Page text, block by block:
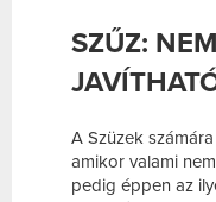
SZŰZ:
A Szüzek
amikor valami
pedig éppen az